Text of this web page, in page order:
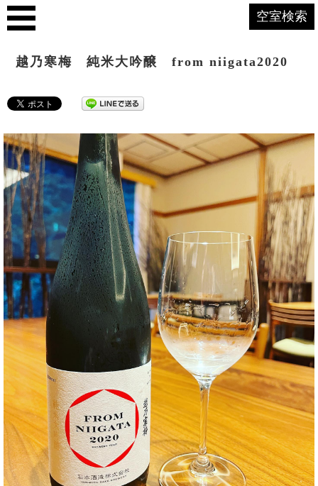
空室検索
越乃寒梅 純米大吟醸 from niigata2020